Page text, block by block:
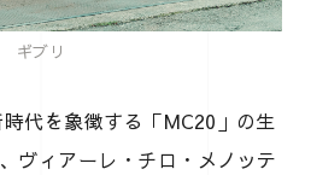
ギブリ
代を象徴する「MC20」の生
ヴィアーレ・チロ・メノッテ